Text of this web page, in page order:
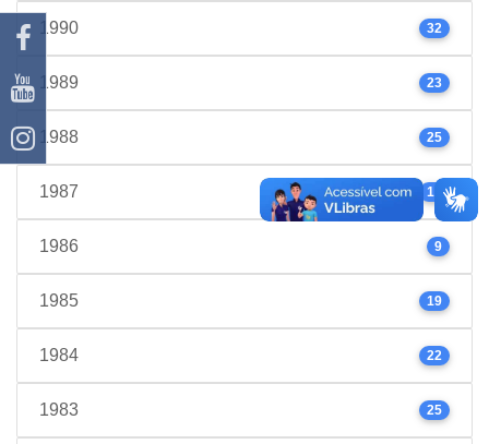
1990 32
1989 23
1988 25
1987 17
1986 9
1985 19
1984 22
1983 25